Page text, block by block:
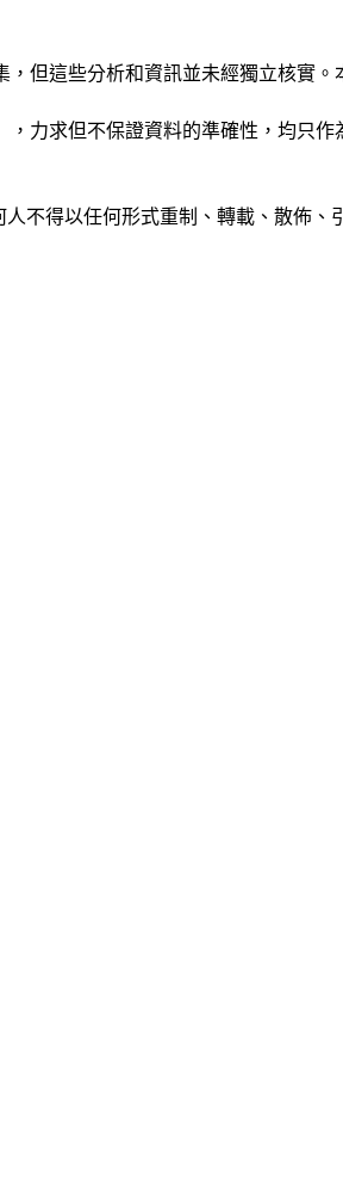
但這些分析和資訊並未經獨立核實
力求但不保證資料的準確性，均只
不得以任何形式重制、轉載、散佈